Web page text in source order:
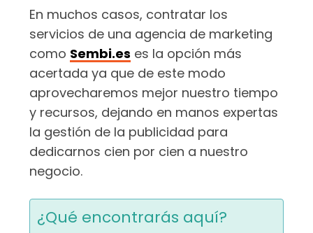
En muchos casos, contratar los
servicios de una agencia de marketing
como Sembi.es es la opción más
acertada ya que de este modo
aprovecharemos mejor nuestro tiempo
y recursos, dejando en manos expertas
la gestión de la publicidad para
dedicarnos cien por cien a nuestro
negocio.
¿Qué encontrarás aquí?